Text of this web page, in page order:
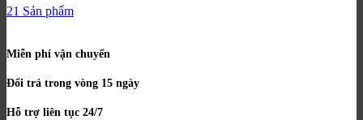
21 Sản phẩm
Miễn phí vận chuyển
Đổi trả trong vòng 15 ngày
Hỗ trợ liên tục 24/7